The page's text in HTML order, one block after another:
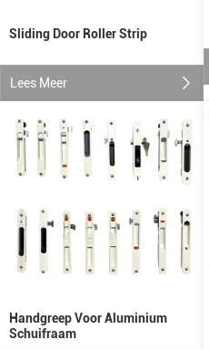
Sliding Door Roller Strip
Lees Meer
Handgreep Voor Aluminium
Schuifraam